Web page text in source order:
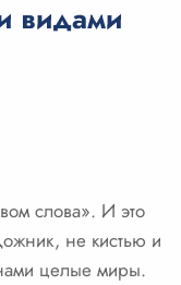
видами
слова». И это
не кистью и
целые миры.